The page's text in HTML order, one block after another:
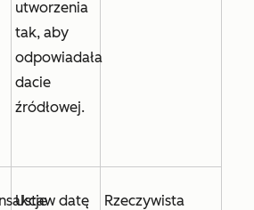
utworzenia
tak, aby
odpowiadała
dacie
źródłowej.
Ustaw datę
Rzeczywista